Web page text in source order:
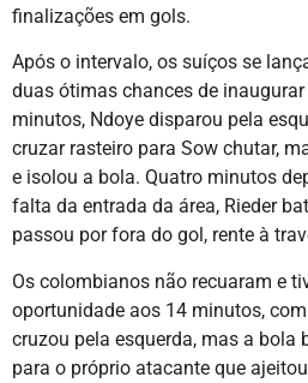
finalizações em gols.
Após o intervalo, os suíços se
duas ótimas chances de
minutos, Ndoye disparou pela
cruzar rasteiro para Sow chutar,
e isolou a bola. Quatro minutos
falta da entrada da área, Rieder
passou por fora do gol, rente à
Os colombianos não recuaram e
oportunidade aos 14 minutos,
cruzou pela esquerda, mas a bola
para o próprio atacante que